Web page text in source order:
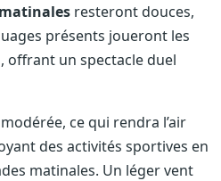
resteront douces,
présents joueront les
offrant un spectacle duel
ce qui rendra l’air
des activités sportives en
matinales. Un léger vent